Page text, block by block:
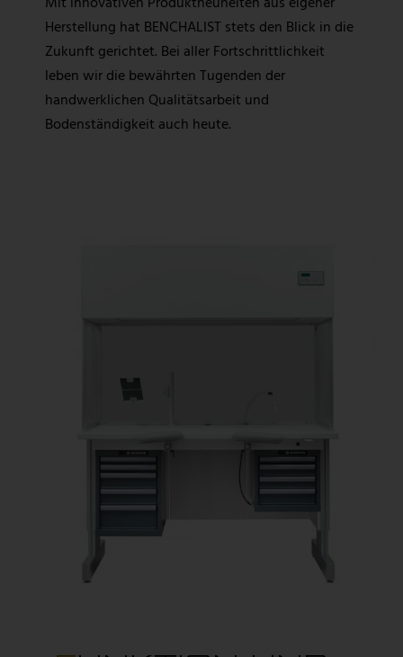
Herstellung hat BENCHALIST stets den Blick in die
Zukunft gerichtet. Bei aller Fortschrittlichkeit
leben wir die bewährten Tugenden der
handwerklichen Qualitätsarbeit und
Bodenständigkeit auch heute.